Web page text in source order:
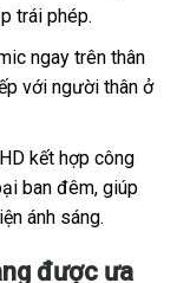
trái phép.
ngay trên thân
với người thân ở
kết hợp công
ban đêm, giúp
ánh sáng.
được ưa